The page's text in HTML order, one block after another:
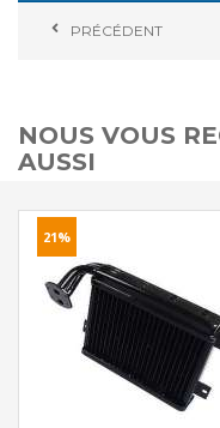
PRÉCÉDENT
NOUS VOUS
AUSSI
21%